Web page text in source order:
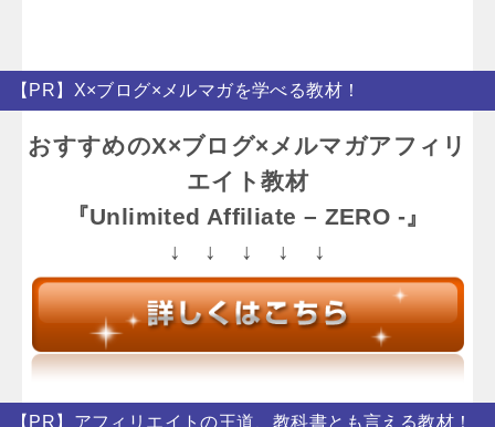
【PR】X×ブログ×メルマガを学べる教材！
おすすめのX×ブログ×メルマガアフィリ
エイト教材
『Unlimited Affiliate – ZERO -』
↓ ↓ ↓ ↓ ↓
【PR】アフィリエイトの王道、教科書とも言える教材！